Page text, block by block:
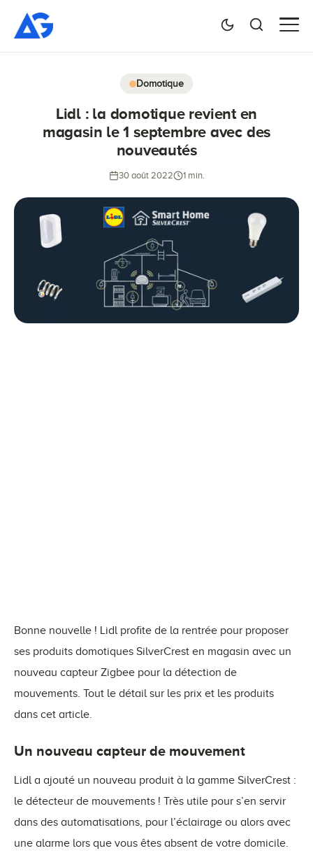
Domotique
Lidl : la domotique revient en
magasin le 1 septembre avec des
nouveautés
30 août 2022 1 min.
Bonne nouvelle ! Lidl profite de la rentrée pour proposer
ses produits domotiques SilverCrest en magasin avec un
nouveau capteur Zigbee pour la détection de
mouvements. Tout le détail sur les prix et les produits
dans cet article.
Un nouveau capteur de mouvement
Lidl a ajouté un nouveau produit à la gamme SilverCrest :
le détecteur de mouvements ! Très utile pour s’en servir
dans des automatisations, pour l’éclairage ou alors avec
une alarme lors que vous êtes absent de votre domicile.